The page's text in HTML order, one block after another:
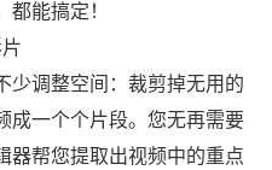
能搞定！
少调整空间：裁剪掉无用的
成一个个片段。您无再需要
器帮您提取出视频中的重点